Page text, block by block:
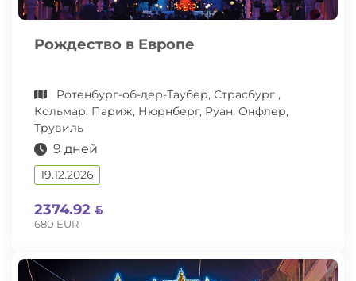
Рождество в Европе
Ротенбург-об-дер-Таубер, Страсбург ,
Кольмар, Париж, Нюрнберг, Руан, Онфлер,
Трувиль
9 дней
19.12.2026
2374.92
680 EUR